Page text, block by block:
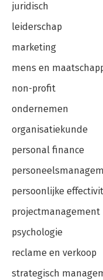
juridisch
leiderschap
marketing
mens en
non-profit
ondernemen
organisatiekunde
personal finance
persoonlijke
projectmanagement
psychologie
reclame en verkoop
strategisch